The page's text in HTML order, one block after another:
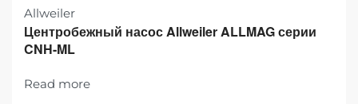
Allweiler
Центробежный насос Allweiler ALLMAG серии
CNH-ML
Read more